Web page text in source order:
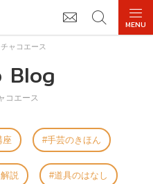
チャコエース
Blog
コエース
座 手芸のきほん
説 道具のはなし